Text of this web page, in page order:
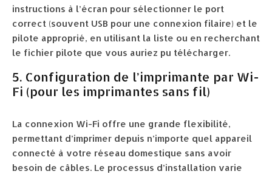
instructions à l’écran pour sélectionner le port
correct (souvent USB pour une connexion filaire) et le
pilote approprié, en utilisant la liste ou en recherchant
le fichier pilote que vous auriez pu télécharger.
5. Configuration de l’imprimante par Wi-
Fi (pour les imprimantes sans fil)
La connexion Wi-Fi offre une grande flexibilité,
permettant d’imprimer depuis n’importe quel appareil
connecté à votre réseau domestique sans avoir
besoin de câbles. Le processus d’installation varie